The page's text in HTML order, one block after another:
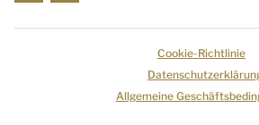
Cookie-Richtlinie
Allgemeine